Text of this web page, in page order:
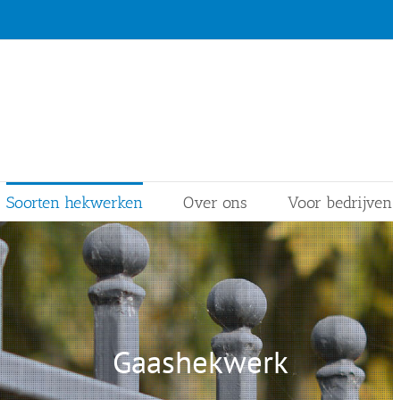
Soorten hekwerken Over ons Voor bedrijven
Gaashekwerk